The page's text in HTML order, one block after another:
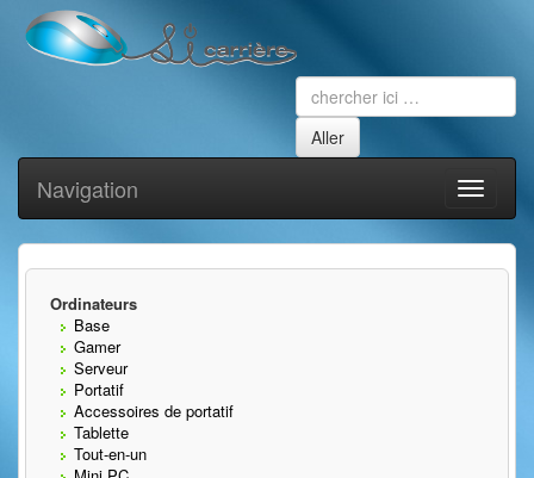
Toggle
Navigation
Ordinateurs
Base
Gamer
Serveur
Portatif
Accessoires de portatif
Tablette
Tout-en-un